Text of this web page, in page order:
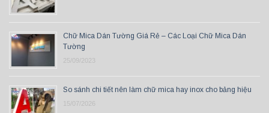
Chữ Mica Dán Tường Giá Rẻ – Các Loại Chữ Mica Dán
Tường
25/09/2023
So sánh chi tiết nên làm chữ mica hay inox cho bảng hiệu
15/07/2026